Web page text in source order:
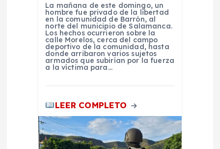
La mañana de este domingo, un
hombre fue privado de la libertad
en la comunidad de Barrón, al
norte del municipio de Salamanca.
Los hechos ocurrieron sobre la
calle Morelos, cerca del campo
deportivo de la comunidad, hasta
donde arribaron varios sujetos
armados que subirían por la fuerza
a la víctima para…
LEER COMPLETO